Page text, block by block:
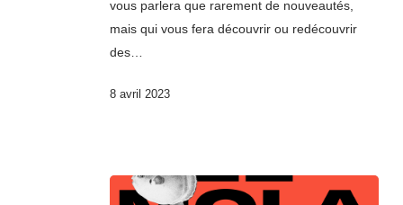
vous parlera que rarement de nouveautés,
mais qui vous fera découvrir ou redécouvrir
des…
8 avril 2023